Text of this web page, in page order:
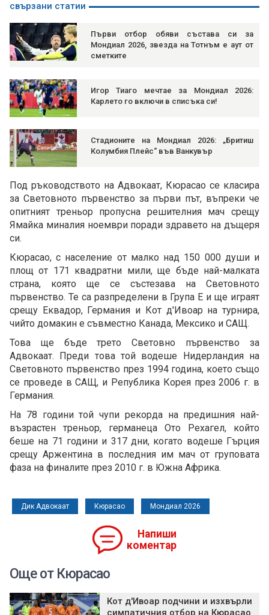
свързани статии
Първи отбор обяви състава си за
Мондиал 2026, звезда на Тотнъм е аут от
сметките
Игор Тиаго мечтае за Мондиал 2026:
Карлето го включи в списъка си!
Стадионите на Мондиал 2026: „Бритиш
Колумбия Плейс“ във Ванкувър
Под ръководството на Адвокаат, Кюрасао се класира
за Световното първенство за първи път, въпреки че
опитният треньор пропусна решителния мач срещу
Ямайка миналия ноември поради здравето на дъщеря
си.
Кюрасао, с население от малко над 150 000 души и
площ от 171 квадратни мили, ще бъде най-малката
страна, която ще се състезава на Световното
първенство. Те са разпределени в Група Е и ще играят
срещу Еквадор, Германия и Кот д'Ивоар на турнира,
чийто домакин е съвместно Канада, Мексико и САЩ.
Това ще бъде трето Световно първенство за
Адвокаат. Преди това той водеше Нидерландия на
Световното първенство през 1994 година, което също
се проведе в САЩ, и Република Корея през 2006 г. в
Германия.
На 78 години той чупи рекорда на предишния най-
възрастен треньор, германеца Ото Рехагел, който
беше на 71 години и 317 дни, когато водеше Гърция
срещу Аржентина в последния им мач от груповата
фаза на финалите през 2010 г. в Южна Африка.
Дик Адвокаат Кюрасао Мондиал 2026
Напиши
коментар
Още от Кюрасао
Кот д'Ивоар подчини и изхвърли
симпатичния отбор на Кюрасао